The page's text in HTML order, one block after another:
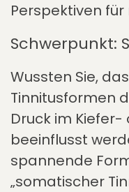
Perspektiven für
Schwerpunkt:
Wussten Sie,
Tinnitusformen
Druck im
beeinflusst
spannende
„somatischer